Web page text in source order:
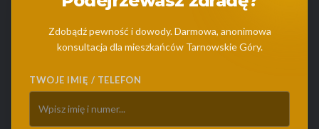
Zdobądź pewność i dowody. Darmowa, anonimowa
konsultacja dla mieszkańców Tarnowskie Góry.
TWOJE IMIĘ / TELEFON